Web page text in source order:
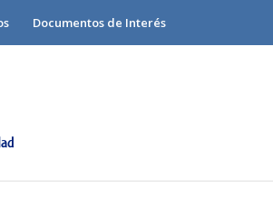
Documentos de Interés